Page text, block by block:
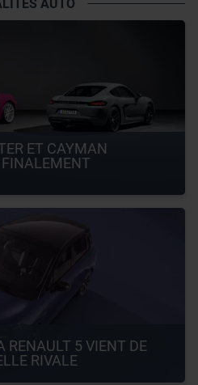
AUTO
ET CAYMAN
FINALEMENT
RENAULT 5 VIENT DE
RIVALE